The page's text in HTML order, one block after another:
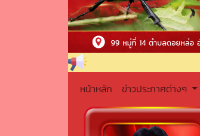
หน้าหลัก ข่าวประกาศต่างๆ